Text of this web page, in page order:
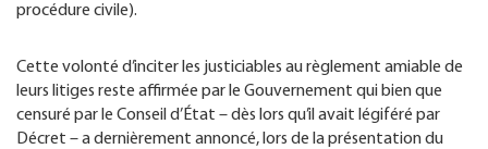
procédure civile).
Cette volonté d’inciter les justiciables au règlement amiable de
leurs litiges reste affirmée par le Gouvernement qui bien que
censuré par le Conseil d’État – dès lors qu’il avait légiféré par
Décret – a dernièrement annoncé, lors de la présentation du